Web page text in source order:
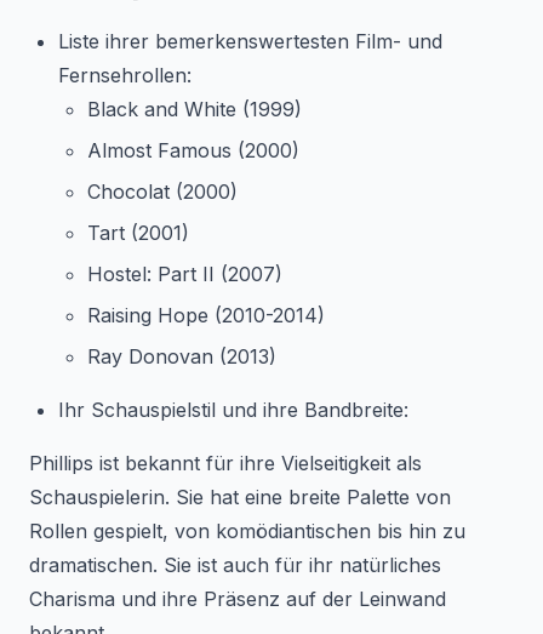
Liste ihrer bemerkenswertesten Film- und
Fernsehrollen:
Black and White (1999)
Almost Famous (2000)
Chocolat (2000)
Tart (2001)
Hostel: Part II (2007)
Raising Hope (2010-2014)
Ray Donovan (2013)
Ihr Schauspielstil und ihre Bandbreite:
Phillips ist bekannt für ihre Vielseitigkeit als
Schauspielerin. Sie hat eine breite Palette von
Rollen gespielt, von komödiantischen bis hin zu
dramatischen. Sie ist auch für ihr natürliches
Charisma und ihre Präsenz auf der Leinwand